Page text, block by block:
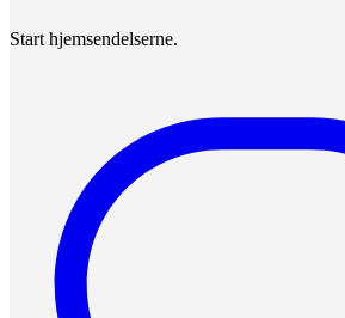
Start hjemsendelserne.